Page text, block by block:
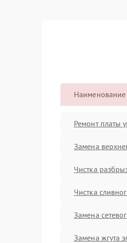
Наименование
Ремонт платы
Замена
Чистка
Чистка
Замена
Замена жгута